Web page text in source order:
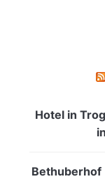
Hotel in
Bethuberhof